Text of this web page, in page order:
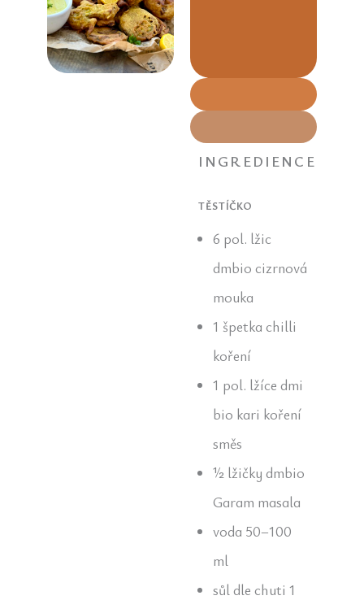
INGREDIENCE
TĚSTÍČKO
6 pol. lžic
dmbio cizrnová
mouka
1 špetka chilli
koření
1 pol. lžíce dmi
bio kari koření
směs
½ lžičky dmbio
Garam masala
voda 50–100
ml
sůl dle chuti 1